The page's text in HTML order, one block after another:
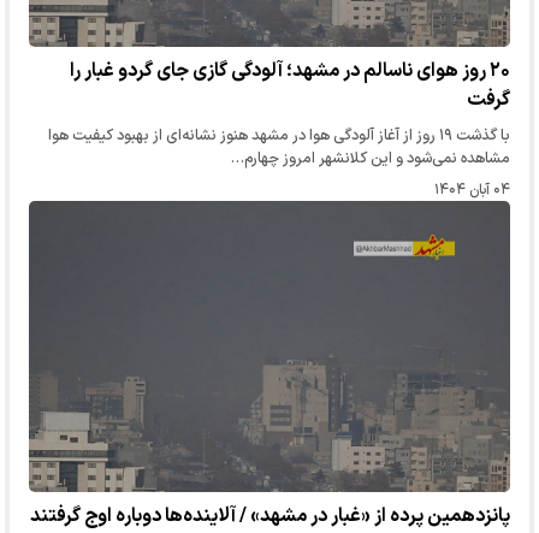
۲۰ روز هوای ناسالم در مشهد؛ آلودگی گازی جای گردو غبار را
گرفت
با گذشت ۱۹ روز از آغاز آلودگی هوا در مشهد هنوز نشانه‌ای از بهبود کیفیت هوا
مشاهده نمی‌شود و این کلانشهر امروز چهارم…
۰۴ آبان ۱۴۰۴
پانزدهمین پرده از «غبار در مشهد» / آلاینده‌ها دوباره اوج گرفتند